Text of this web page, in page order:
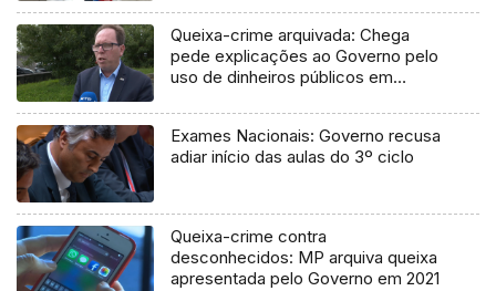
Queixa-crime arquivada: Chega
pede explicações ao Governo pelo
uso de dinheiros públicos em
Exames Nacionais: Governo recusa
adiar início das aulas do 3º ciclo
Queixa-crime contra
desconhecidos: MP arquiva queixa
apresentada pelo Governo em 2021